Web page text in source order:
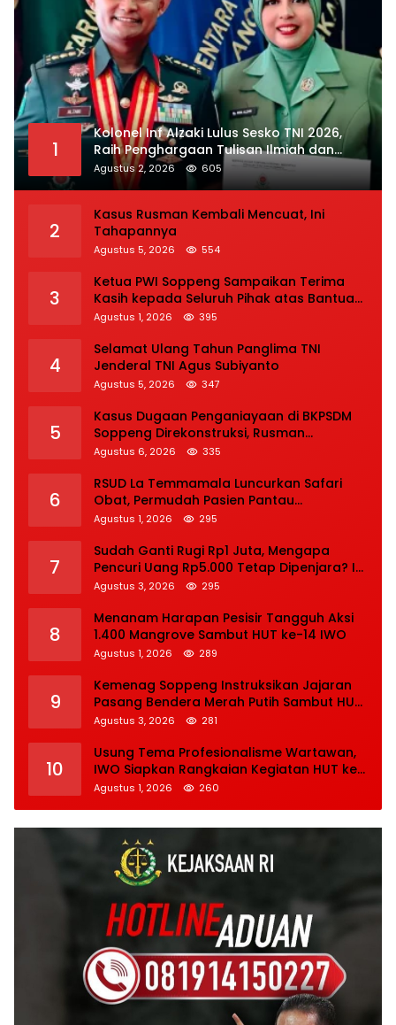
1
Kolonel Inf Alzaki Lulus Sesko TNI 2026,
Raih Penghargaan Tulisan Ilmiah dan
Jasmani Terbaik
Agustus 2, 2026 605
2
Kasus Rusman Kembali Mencuat, Ini
Tahapannya
Agustus 5, 2026 554
3
Ketua PWI Soppeng Sampaikan Terima
Kasih kepada Seluruh Pihak atas Bantuan
terhadap Adiknya Korban Kecelakaan
Agustus 1, 2026 395
4
Selamat Ulang Tahun Panglima TNI
Jenderal TNI Agus Subiyanto
Agustus 5, 2026 347
5
Kasus Dugaan Penganiayaan di BKPSDM
Soppeng Direkonstruksi, Rusman
Tegaskan Proses Hukum Terus Berjalan
Agustus 6, 2026 335
6
RSUD La Temmamala Luncurkan Safari
Obat, Permudah Pasien Pantau
Penyelesaian Resep Secara Real Time
Agustus 1, 2026 295
7
Sudah Ganti Rugi Rp1 Juta, Mengapa
Pencuri Uang Rp5.000 Tetap Dipenjara? Ini
Pertimbangan Hakim
Agustus 3, 2026 295
8
Menanam Harapan Pesisir Tangguh Aksi
1.400 Mangrove Sambut HUT ke-14 IWO
Agustus 1, 2026 289
9
Kemenag Soppeng Instruksikan Jajaran
Pasang Bendera Merah Putih Sambut HUT
Ke-81 RI
Agustus 3, 2026 281
10
Usung Tema Profesionalisme Wartawan,
IWO Siapkan Rangkaian Kegiatan HUT ke-
14 di Bengkulu
Agustus 1, 2026 260